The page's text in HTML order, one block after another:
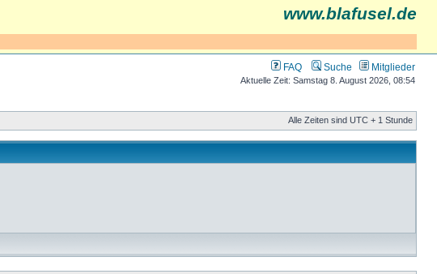
www.blafusel.de
FAQ Suche Mitglieder
Aktuelle Zeit: Samstag 8. August 2026, 08:54
Alle Zeiten sind UTC + 1 Stunde